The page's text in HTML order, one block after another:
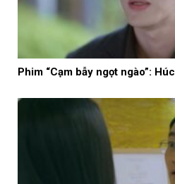
Phim “Cạm bẫy ngọt ngào”: